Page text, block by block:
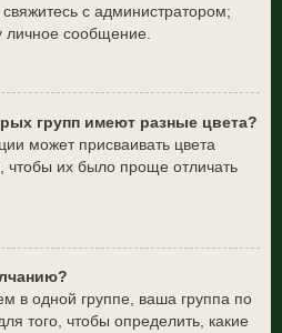
с администратором;
личное сообщение.
групп имеют разные цвета?
может присваивать цвета
чтобы их было проще отличать
в одной группе, ваша группа по
того, чтобы определить, какие